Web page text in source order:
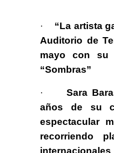
·
“La artista
Auditorio de
mayo con su
“Sombras”
·
Sara
años de su
espectacular
recorriendo
internacionales